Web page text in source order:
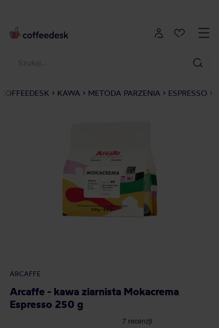
COFFEEDESK KAWA METODA PARZENIA ESPRESSO
ARCAFFE
Arcaffe - kawa ziarnista Mokacrema
Espresso 250 g